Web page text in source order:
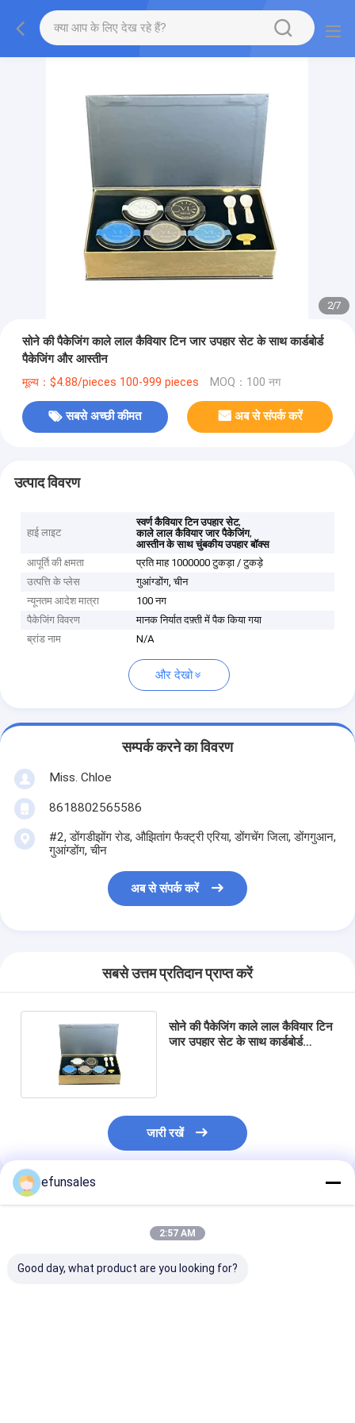
2/7
सोने की पैकेजिंग काले लाल कैवियार टिन जार उपहार सेट के साथ कार्डबोर्ड
पैकेजिंग और आस्तीन
मूल्य：$4.88/pieces 100-999 pieces MOQ：100 नग
सबसे अच्छी कीमत अब से संपर्क करें
उत्पाद विवरण
हाई लाइट
स्वर्ण कैवियार टिन उपहार सेट,
काले लाल कैवियार जार पैकेजिंग,
आस्तीन के साथ चुंबकीय उपहार बॉक्स
आपूर्ति की क्षमता
प्रति माह 1000000 टुकड़ा / टुकड़े
उत्पत्ति के प्लेस
गुआंग्डोंग, चीन
न्यूनतम आदेश मात्रा
100 नग
पैकेजिंग विवरण
मानक निर्यात दफ़्ती में पैक किया गया
ब्रांड नाम
N/A
और देखो
सम्पर्क करने का विवरण
Miss. Chloe
8618802565586
#2, डोंगडीझोंग रोड, औझितांग फैक्ट्री एरिया, डोंगचेंग जिला, डोंगगुआन,
गुआंग्डोंग, चीन
अब से संपर्क करें
सबसे उत्तम प्रतिदान प्राप्त करें
सोने की पैकेजिंग काले लाल कैवियार टिन
जार उपहार सेट के साथ कार्डबोर्ड
जारी रखें
अनुशंसित उत्पाद
efunsales
2:57 AM
Good day, what product are you looking for?